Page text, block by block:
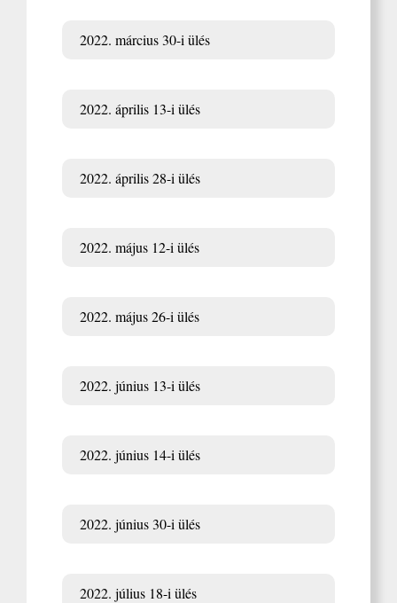
2022. március 30-i ülés
2022. április 13-i ülés
2022. április 28-i ülés
2022. május 12-i ülés
2022. május 26-i ülés
2022. június 13-i ülés
2022. június 14-i ülés
2022. június 30-i ülés
2022. július 18-i ülés